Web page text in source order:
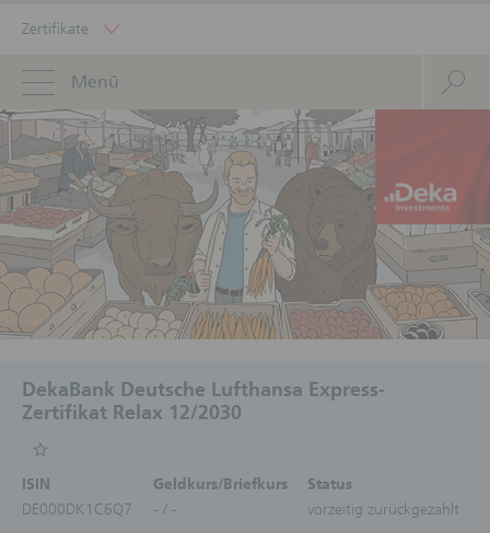
Zertifikate
Menü
DekaBank Deutsche Lufthansa Express-
Zertifikat Relax 12/2030
ISIN
DE000DK1C6Q7
Geldkurs/Briefkurs
- / -
Status
vorzeitig zurückgezahlt